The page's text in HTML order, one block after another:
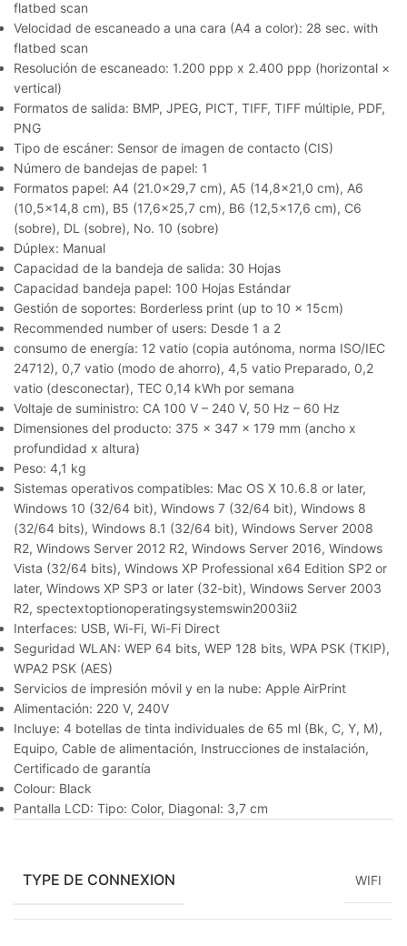
flatbed scan
Velocidad de escaneado a una cara (A4 a color): 28 sec. with
flatbed scan
Resolución de escaneado: 1.200 ppp x 2.400 ppp (horizontal ×
vertical)
Formatos de salida: BMP, JPEG, PICT, TIFF, TIFF múltiple, PDF,
PNG
Tipo de escáner: Sensor de imagen de contacto (CIS)
Número de bandejas de papel: 1
Formatos papel: A4 (21.0×29,7 cm), A5 (14,8×21,0 cm), A6
(10,5×14,8 cm), B5 (17,6×25,7 cm), B6 (12,5×17,6 cm), C6
(sobre), DL (sobre), No. 10 (sobre)
Dúplex: Manual
Capacidad de la bandeja de salida: 30 Hojas
Capacidad bandeja papel: 100 Hojas Estándar
Gestión de soportes: Borderless print (up to 10 x 15cm)
Recommended number of users: Desde 1 a 2
consumo de energía: 12 vatio (copia autónoma, norma ISO/IEC
24712), 0,7 vatio (modo de ahorro), 4,5 vatio Preparado, 0,2
vatio (desconectar), TEC 0,14 kWh por semana
Voltaje de suministro: CA 100 V – 240 V, 50 Hz – 60 Hz
Dimensiones del producto: 375‎ x 347 x 179 mm (ancho x
profundidad x altura)
Peso: 4,1 kg
Sistemas operativos compatibles: Mac OS X 10.6.8 or later,
Windows 10 (32/64 bit), Windows 7 (32/64 bit), Windows 8
(32/64 bits), Windows 8.1 (32/64 bit), Windows Server 2008
R2, Windows Server 2012 R2, Windows Server 2016, Windows
Vista (32/64 bits), Windows XP Professional x64 Edition SP2 or
later, Windows XP SP3 or later (32-bit), Windows Server 2003
R2, spectextoptionoperatingsystemswin2003ii2
Interfaces: USB, Wi-Fi, Wi-Fi Direct
Seguridad WLAN: WEP 64 bits, WEP 128 bits, WPA PSK (TKIP),
WPA2 PSK (AES)
Servicios de impresión móvil y en la nube: Apple AirPrint
Alimentación: 220 V, 240V
Incluye: 4 botellas de tinta individuales de 65 ml (Bk, C, Y, M),
Equipo, Cable de alimentación, Instrucciones de instalación,
Certificado de garantía
Colour: Black
Pantalla LCD: Tipo: Color, Diagonal: 3,7 cm
TYPE DE CONNEXION WIFI